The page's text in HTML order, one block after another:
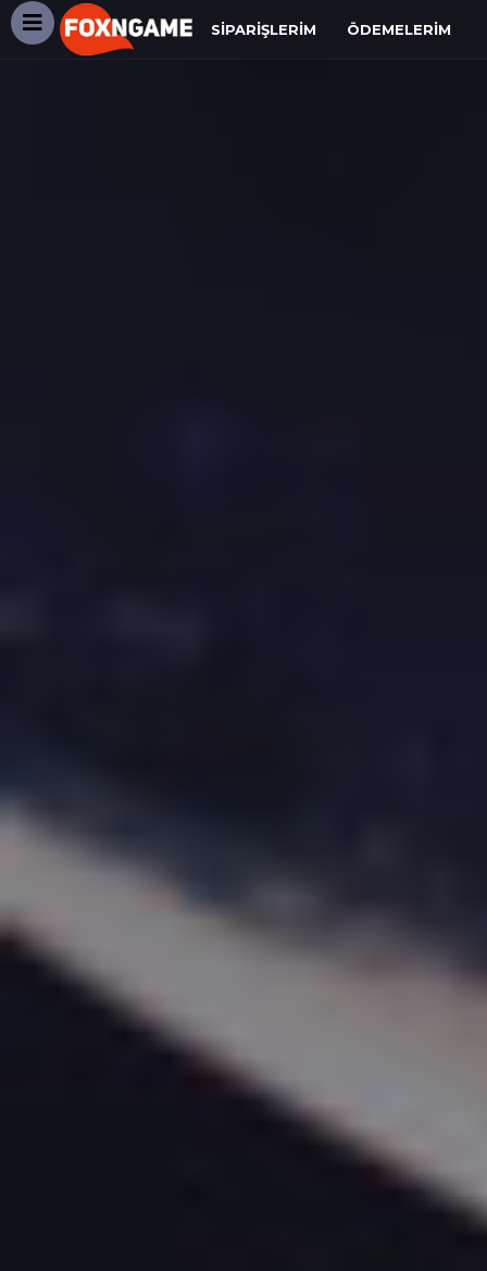
SIPARIŞLERIM ÖDEMELERIM